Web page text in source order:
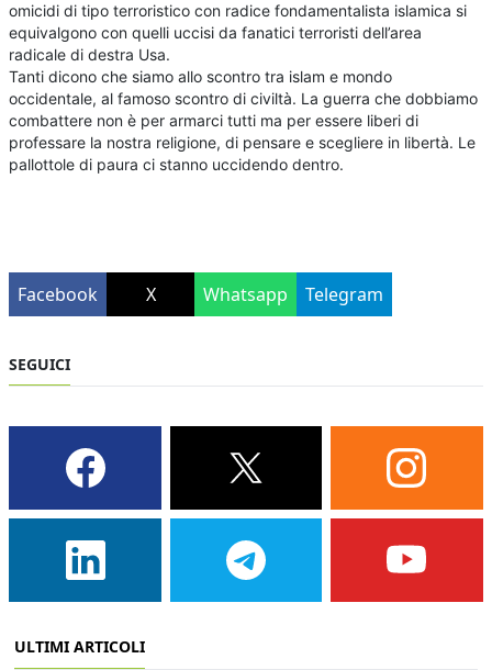
omicidi di tipo terroristico con radice fondamentalista islamica si
equivalgono con quelli uccisi da fanatici terroristi dell’area
radicale di destra Usa.
Tanti dicono che siamo allo scontro tra islam e mondo
occidentale, al famoso scontro di civiltà. La guerra che dobbiamo
combattere non è per armarci tutti ma per essere liberi di
professare la nostra religione, di pensare e scegliere in libertà. Le
pallottole di paura ci stanno uccidendo dentro.
Facebook X Whatsapp Telegram
SEGUICI
ULTIMI ARTICOLI